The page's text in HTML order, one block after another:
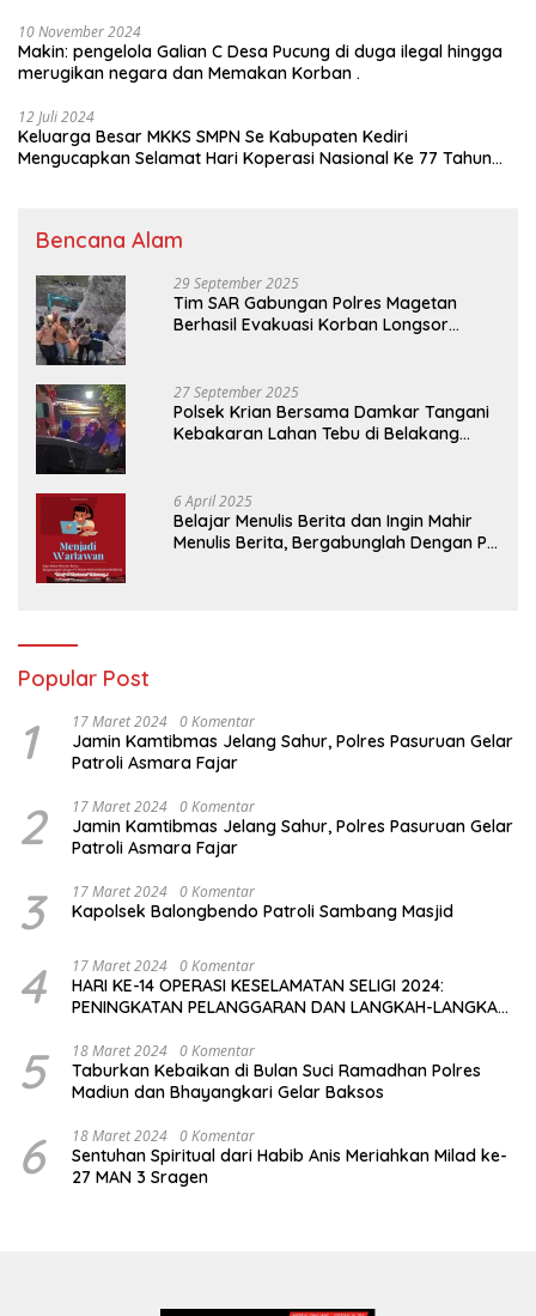
10 November 2024
Makin: pengelola Galian C Desa Pucung di duga ilegal hingga
merugikan negara dan Memakan Korban .
12 Juli 2024
Keluarga Besar MKKS SMPN Se Kabupaten Kediri
Mengucapkan Selamat Hari Koperasi Nasional Ke 77 Tahun
Bencana Alam
29 September 2025
Tim SAR Gabungan Polres Magetan
Berhasil Evakuasi Korban Longsor
27 September 2025
Polsek Krian Bersama Damkar Tangani
Kebakaran Lahan Tebu di Belakang
6 April 2025
Belajar Menulis Berita dan Ingin Mahir
Menulis Berita, Bergabunglah Dengan PT
Popular Post
1 17 Maret 2024 0 Komentar
Jamin Kamtibmas Jelang Sahur, Polres Pasuruan Gelar
Patroli Asmara Fajar
2 17 Maret 2024 0 Komentar
Jamin Kamtibmas Jelang Sahur, Polres Pasuruan Gelar
Patroli Asmara Fajar
3 17 Maret 2024 0 Komentar
Kapolsek Balongbendo Patroli Sambang Masjid
4 17 Maret 2024 0 Komentar
HARI KE-14 OPERASI KESELAMATAN SELIGI 2024:
PENINGKATAN PELANGGARAN DAN LANGKAH-LANGKAH
5 18 Maret 2024 0 Komentar
Taburkan Kebaikan di Bulan Suci Ramadhan Polres
Madiun dan Bhayangkari Gelar Baksos
6 18 Maret 2024 0 Komentar
Sentuhan Spiritual dari Habib Anis Meriahkan Milad ke-
27 MAN 3 Sragen